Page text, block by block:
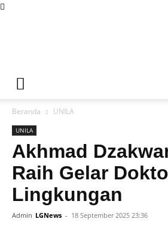
News
Beranda UNILA
UNILA
Akhmad
Raih Gelar
Lingkungan
Admin LGNews - 18 September 2025 23:36